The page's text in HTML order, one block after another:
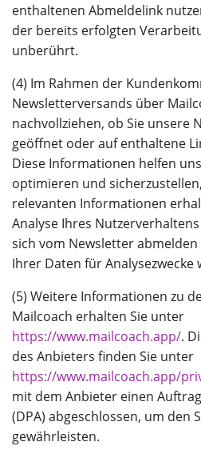
enthaltenen Abmeldelink
der bereits erfolgten
unberührt.
(4) Im Rahmen der
Newsletterversands über
nachvollziehen, ob Sie unsere
geöffnet oder auf enthaltene
Diese Informationen helfen
optimieren und
relevanten Informationen
Analyse Ihres
sich vom Newsletter
Ihrer Daten für Analysezwecke
(5) Weitere Informationen zu
Mailcoach erhalten Sie unter
https://www.mailcoach.app/.
des Anbieters finden Sie unter
https://www.mailcoach.app/
mit dem Anbieter einen
(DPA) abgeschlossen, um den
gewährleisten.